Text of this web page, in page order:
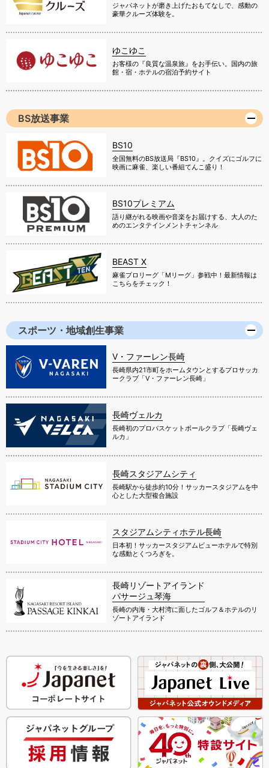
ジャパネットが磨き上げたおもてなしで、感動の
豪華クルーズ体験を。
ゆこゆこ
お客様の『良質な温泉旅』をお手伝い。国内の旅
館・宿・ホテルの宿泊予約サイト
BS放送事業
BS10
全国無料のBS放送局『BS10』。クイズにゴルフに
映画に麻雀、楽しい番組てんこ盛り！
BS10プレミアム
語り継がれる映画や音楽をお届けする、大人のた
めのエンタテインメントチャンネル
BEAST X
麻雀プロリーグ「Mリーグ」参戦中！最新情報は
こちらをチェック！
スポーツ・地域創生事業
V・ファーレン長崎
長崎県内21市町をホームタウンとするプロサッカ
ークラブ「V・ファーレン長崎」
長崎ヴェルカ
長崎初のプロバスケットボールクラブ「長崎ヴェ
ルカ」
長崎スタジアムシティ
長崎駅から徒歩約10分！サッカースタジアムを中
心とした大型複合施設
スタジアムシティホテル長崎
日本初！サッカースタジアムビューホテルで特別
な感動とくつろぎを。
長崎リゾートアイランド
パサージュ琴海
長崎の内海・大村湾に面したゴルフ＆ホテルのリ
ゾートアイランド